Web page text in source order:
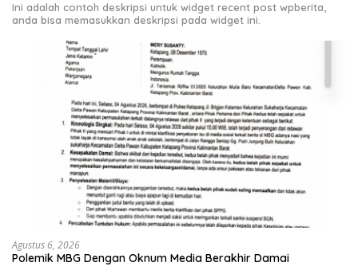
Ini adalah contoh deskripsi untuk widget recent post wpberita,
anda bisa memasukkan deskripsi pada widget ini.
Agustus 6, 2026
Polemik MBG Dengan Oknum Media Berakhir Damai